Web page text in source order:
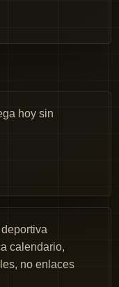
hoy sin
calendario,
no enlaces